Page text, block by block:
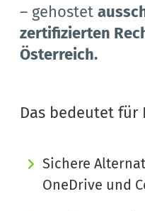
– gehostet
zertifizierten
Österreich.
Das bedeutet für
Sichere
OneDrive und